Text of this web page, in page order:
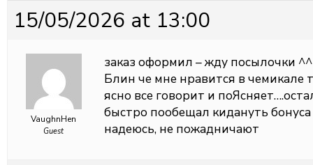
15/05/2026 at 13:00
VaughnHen
Guest
заказ оформил – жду посылочки
Блин че мне нравится в чемикале
ясно все говорит и
быстро пообещал кидануть
надеюсь, не пожадничают